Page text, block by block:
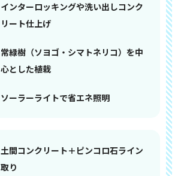
インターロッキングや洗い出しコンク
リート仕上げ
常緑樹（ソヨゴ・シマトネリコ）を中
心とした植栽
ソーラーライトで省エネ照明
土間コンクリート＋ピンコロ石ライン
取り